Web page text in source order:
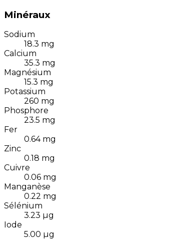
Minéraux
Sodium
18.3 mg
Calcium
35.3 mg
Magnésium
15.3 mg
Potassium
260 mg
Phosphore
23.5 mg
Fer
0.64 mg
Zinc
0.18 mg
Cuivre
0.06 mg
Manganèse
0.22 mg
Sélénium
3.23 µg
Iode
5.00 µg